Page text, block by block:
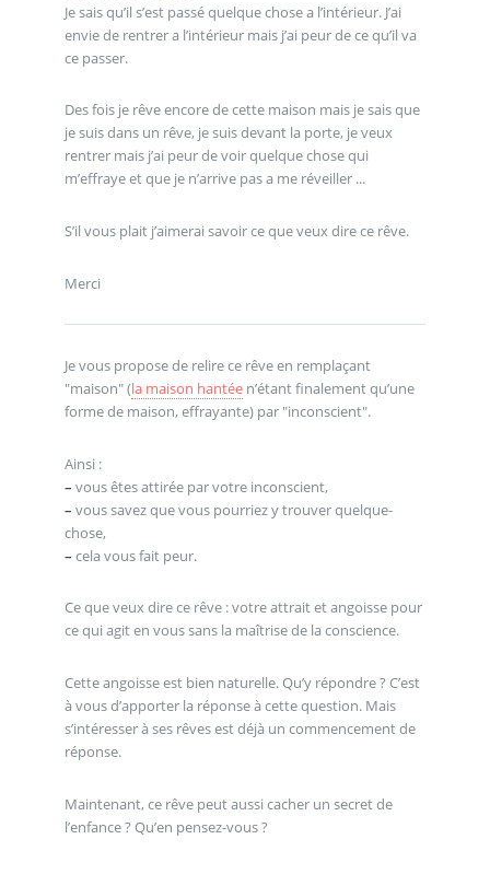
Je sais qu’il s’est passé quelque chose a l’intérieur. J’ai
envie de rentrer a l’intérieur mais j’ai peur de ce qu’il va
ce passer.
Des fois je rêve encore de cette maison mais je sais que
je suis dans un rêve, je suis devant la porte, je veux
rentrer mais j’ai peur de voir quelque chose qui
m’effraye et que je n’arrive pas a me réveiller ...
S’il vous plait j’aimerai savoir ce que veux dire ce rêve.
Merci
Je vous propose de relire ce rêve en remplaçant
"maison" (la maison hantéen’étant finalement qu’une
forme de maison, effrayante) par "inconscient".
Ainsi :
– vous êtes attirée par votre inconscient,
– vous savez que vous pourriez y trouver quelque-
chose,
– cela vous fait peur.
Ce que veux dire ce rêve : votre attrait et angoisse pour
ce qui agit en vous sans la maîtrise de la conscience.
Cette angoisse est bien naturelle. Qu’y répondre ? C’est
à vous d’apporter la réponse à cette question. Mais
s’intéresser à ses rêves est déjà un commencement de
réponse.
Maintenant, ce rêve peut aussi cacher un secret de
l’enfance ? Qu’en pensez-vous ?